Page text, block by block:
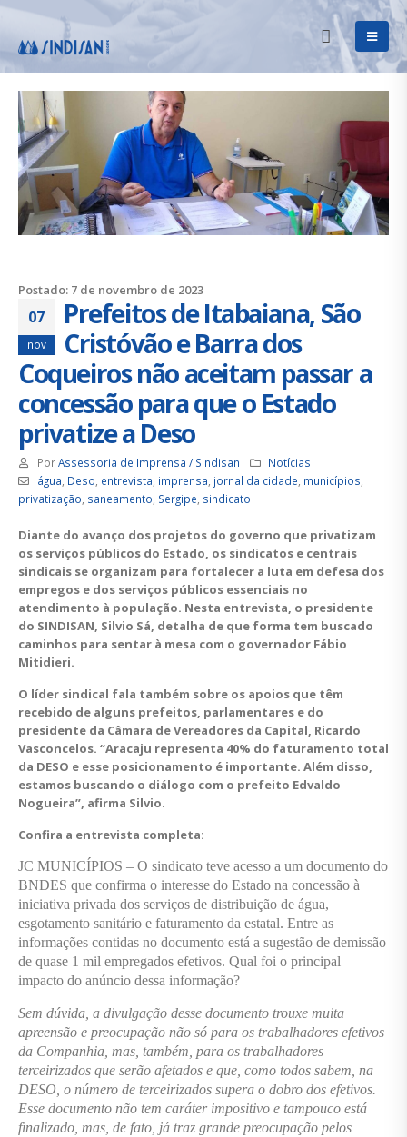
Postado: 7 de novembro de 2023
07
nov
Prefeitos de Itabaiana, São
Cristóvão e Barra dos
Coqueiros não aceitam passar a
concessão para que o Estado
privatize a Deso
PorAssessoria de Imprensa / Sindisan
Notícias
água, Deso, entrevista, imprensa, jornal da cidade, municípios,
privatização, saneamento, Sergipe, sindicato
Diante do avanço dos projetos do governo que privatizam
os serviços públicos do Estado, os sindicatos e centrais
sindicais se organizam para fortalecer a luta em defesa dos
empregos e dos serviços públicos essenciais no
atendimento à população. Nesta entrevista, o presidente
do SINDISAN, Silvio Sá, detalha de que forma tem buscado
caminhos para sentar à mesa com o governador Fábio
Mitidieri.
O líder sindical fala também sobre os apoios que têm
recebido de alguns prefeitos, parlamentares e do
presidente da Câmara de Vereadores da Capital, Ricardo
Vasconcelos. “Aracaju representa 40% do faturamento total
da DESO e esse posicionamento é importante. Além disso,
estamos buscando o diálogo com o prefeito Edvaldo
Nogueira”, afirma Silvio.
Confira a entrevista completa:
JC MUNICÍPIOS – O sindicato teve acesso a um documento do
BNDES que confirma o interesse do Estado na concessão à
iniciativa privada dos serviços de distribuição de água,
esgotamento sanitário e faturamento da estatal. Entre as
informações contidas no documento está a sugestão de demissão
de quase 1 mil empregados efetivos. Qual foi o principal
impacto do anúncio dessa informação?
Sem dúvida, a divulgação desse documento trouxe muita
apreensão e preocupação não só para os trabalhadores efetivos
da Companhia, mas, também, para os trabalhadores
terceirizados que serão afetados e que, como todos sabem, na
DESO, o número de terceirizados supera o dobro dos efetivos.
Esse documento não tem caráter impositivo e tampouco está
finalizado, mas, de fato, já traz grande preocupação pelos